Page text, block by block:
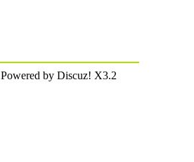
Powered by Discuz! X3.2